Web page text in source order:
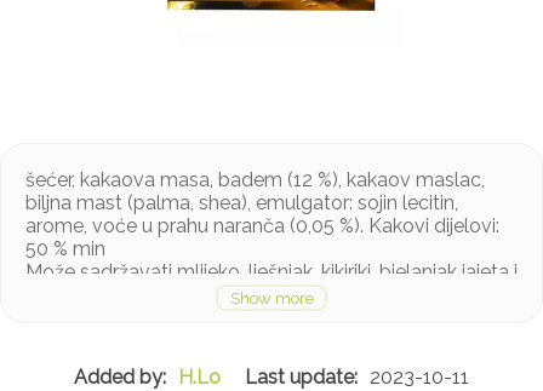
šećer, kakaova masa, badem (12 %), kakaov maslac,
biljna mast (palma, shea), emulgator: sojin lecitin,
arome, voće u prahu naranča (0,05 %). Kakovi dijelovi:
50 % min
Može sadržavati mlijeko, lješnjak, kikiriki, bjelanjak jajeta i
H.Lo 2023-10-11